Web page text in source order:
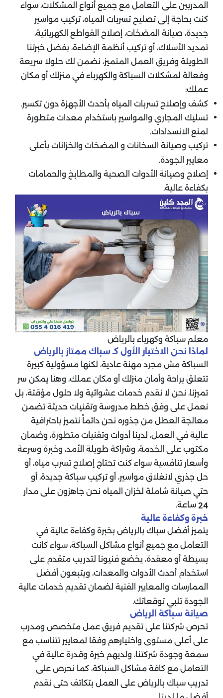
المدربين على التعامل مع جميع أنواع المشكلات، سواء
كنت بحاجة إلى تصليح تسربات المياه، تركيب مواسير
جديدة، صيانة المضخات، إصلاح القواطع الكهربائية،
تمديد الأسلاك، أو تركيب أنظمة الإضاءة، بفضل خبرتنا
الطويلة وفريق العمل المتميز، نضمن لك حلولا سريعة
وفعالة لمشكلات السباكة والكهرباء في منزلك أو مكان
عملك:
كشف وإصلاح تسربات المياه بأحدث الأجهزة دون تكسير.
تسليك المجاري والمواسير باستخدام معدات متطورة
لمنع الانسدادات.
تركيب وصيانة السخانات و المضخات والخزانات بأعلى
معايير الجودة.
إصلاح وصيانة الأدوات الصحية والمطابخ والحمامات
بكفاءة عالية.
معلم سباكة وكهرباء بالرياض
لماذا نحن الاختيار الأول كـ سباك ممتاز بالرياض
السباكة مش مجرد مهنة عادية، لكنها مسؤولية كبيرة
تتعلق براحة وأمان منزلك أو مكان عملك، وهنا يمكن سر
تميزنا، نحن لا نقدم خدمات عشوائية ولا حلول مؤقتة، بل
نعمل على وفق خطط مدروسة وتقنيات حديثة تضمن
معالجة العطل من جذوره نحن دائماً نتميز باحترافية
عالية في العمل، لدينا أدوات وتقنيات متطورة، وضمان
مكتوب على الخدمة، وشراكة طويلة الأمد، وخبرة وسرعة
وأسعار تنافسية سواء كنت تحتاج إصلاح تسرب مياه، أو
حل جذري لانغلاق مواسير، أو تركيب سباكة جديدة، أو
حتي صيانة شاملة لخزان المياه نحن جاهزون على مدار
24 ساعة.
خبرة وكفاءة عالية
يتميز أفضل سباك بالرياض بخبرة وكفاءة عالية في
التعامل مع جميع أنواع مشاكل السباكة، سواء كانت
بسيطة أو معقدة، يخضع فنيونا لتدريب متقدم على
استخدام أحدث الأدوات والمعدات، ويتبعون أفضل
الممارسات والمعايير الفنية لضمان تقديم خدمات عالية
الجودة تلبي توقعاتك.
صيانة سباكة الرياض
تحرص شركتنا على تقديم فريق عمل متخصص ومدرب
على أعلى مستوى واختيارهم وفقا لمعايير تتناسب مع
سمعة وجودة شركتنا، ولديهم خبرة وقدرة عالية في
التعامل مع كافة مشاكل السباكة، كما نحرص على
تدريب سباك بالرياض على العمل بتكاتف حتى نقدم